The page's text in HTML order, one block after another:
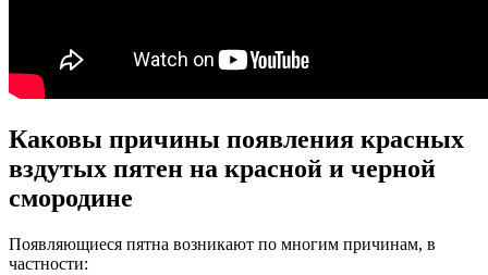
Каковы причины появления красных
вздутых пятен на красной и черной
смородине
Появляющиеся пятна возникают по многим причинам, в
частности: